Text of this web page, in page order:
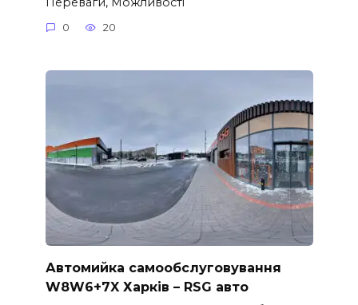
0 20
Автомийка самообслуговування
W8W6+7X Харків – RSG авто